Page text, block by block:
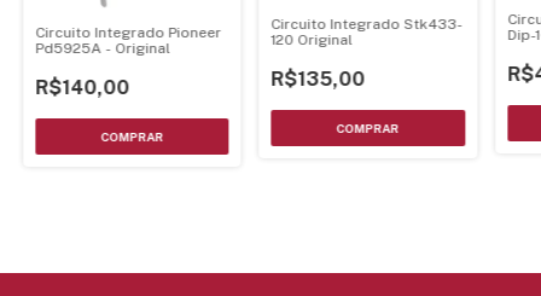
Circuito Integrado Pioneer
Pd5925A - Original
R$140,00
Circuito Integrado Stk433-
120 Original
R$135,00
Dip-